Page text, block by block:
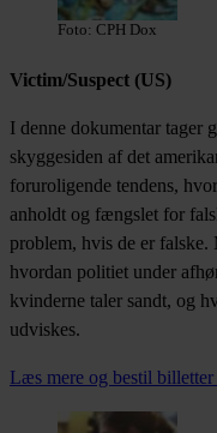
Foto: CPH Dox
Victim/Suspect (US)
I denne dokumentar tager
skyggesiden af det
foruroligende tendens,
anholdt og fængslet for
problem, hvis de er falske.
hvordan politiet under
kvinderne taler sandt, og
udviskes.
Læs mere og bestil billetter